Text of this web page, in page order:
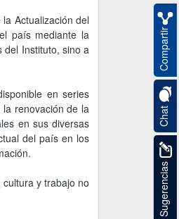
Actualización del
país mediante la
del Instituto, sino a
en series
renovación de la
en sus diversas
del país en los
y trabajo no
Sugerencias
Chat
Compartir